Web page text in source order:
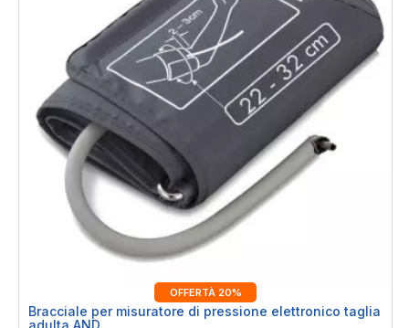
OFFERTÀ 20%
Bracciale per misuratore di pressione elettronico taglia
adulta AND